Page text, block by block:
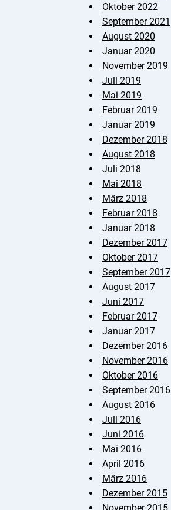
Oktober 2022
September 2021
August 2020
Januar 2020
November 2019
Juli 2019
Mai 2019
Februar 2019
Januar 2019
Dezember 2018
August 2018
Juli 2018
Mai 2018
März 2018
Februar 2018
Januar 2018
Dezember 2017
Oktober 2017
September 2017
August 2017
Juni 2017
Februar 2017
Januar 2017
Dezember 2016
November 2016
Oktober 2016
September 2016
August 2016
Juli 2016
Juni 2016
Mai 2016
April 2016
März 2016
Dezember 2015
November 2015